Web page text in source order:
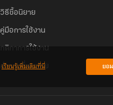
วิธีซื้อนิยาย
คู่มือการใช้งาน
กติกาการใช้งาน
คำถามที่พบบ่อย
เรียนรู้เพิ่มเติมที่นี่ ยอ